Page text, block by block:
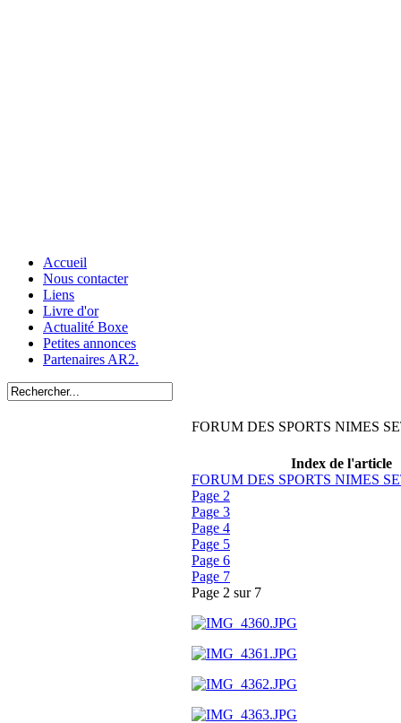
Accueil
Nous contacter
Liens
Livre d'or
Actualité Boxe
Petites annonces
Partenaires AR2.
FORUM DES SPORTS NIMES
Index de l'article
FORUM DES SPORTS NIMES
Page 2
Page 3
Page 4
Page 5
Page 6
Page 7
Page 2 sur 7